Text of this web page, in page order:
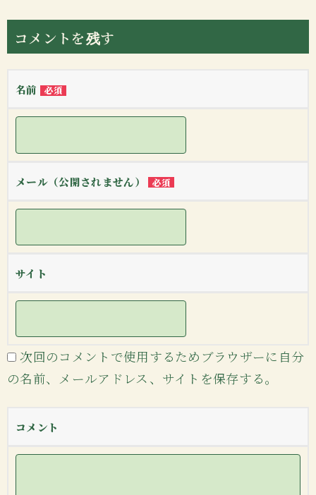
コメントを残す
名前 必須
メール（公開されません） 必須
サイト
次回のコメントで使用するためブラウザーに自分
の名前、メールアドレス、サイトを保存する。
コメント